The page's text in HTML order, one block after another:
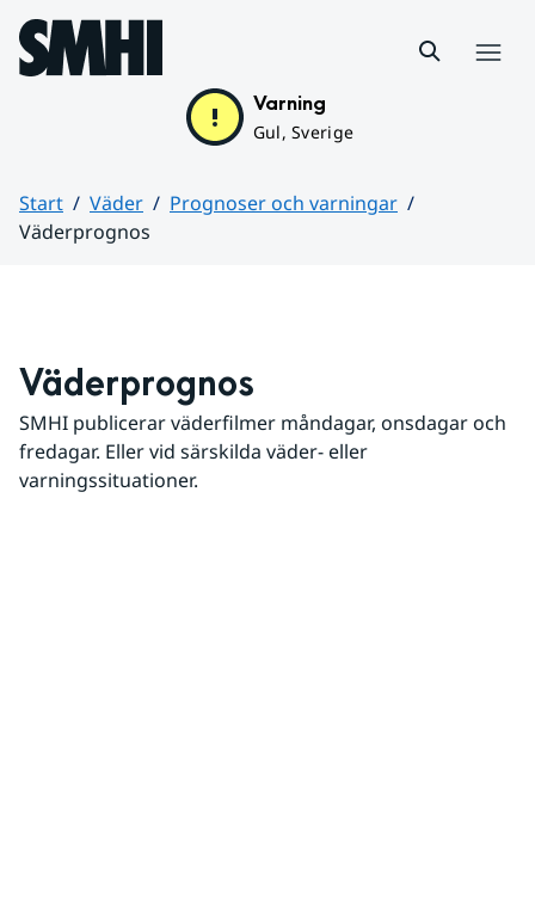
Hoppa till sidans innehåll
Varning
Gul, Sverige
Start Väder
Prognoser och varningar
Väderprognos
Väderprognos
SMHI publicerar väderfilmer måndagar, onsdagar och
fredagar. Eller vid särskilda väder- eller
varningssituationer.